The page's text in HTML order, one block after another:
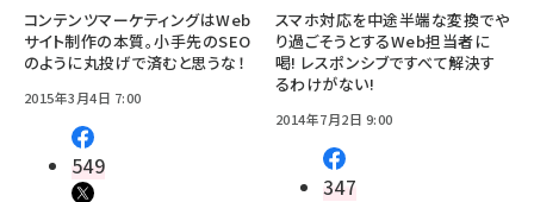
コンテンツマーケティングはWeb
サイト制作の本質。小手先のSEO
のように丸投げで済むと思うな！
2015年3月4日 7:00
549
スマホ対応を中途半端な変換でや
り過ごそうとするWeb担当者に
喝! レスポンシブですべて解決す
るわけがない!
2014年7月2日 9:00
347